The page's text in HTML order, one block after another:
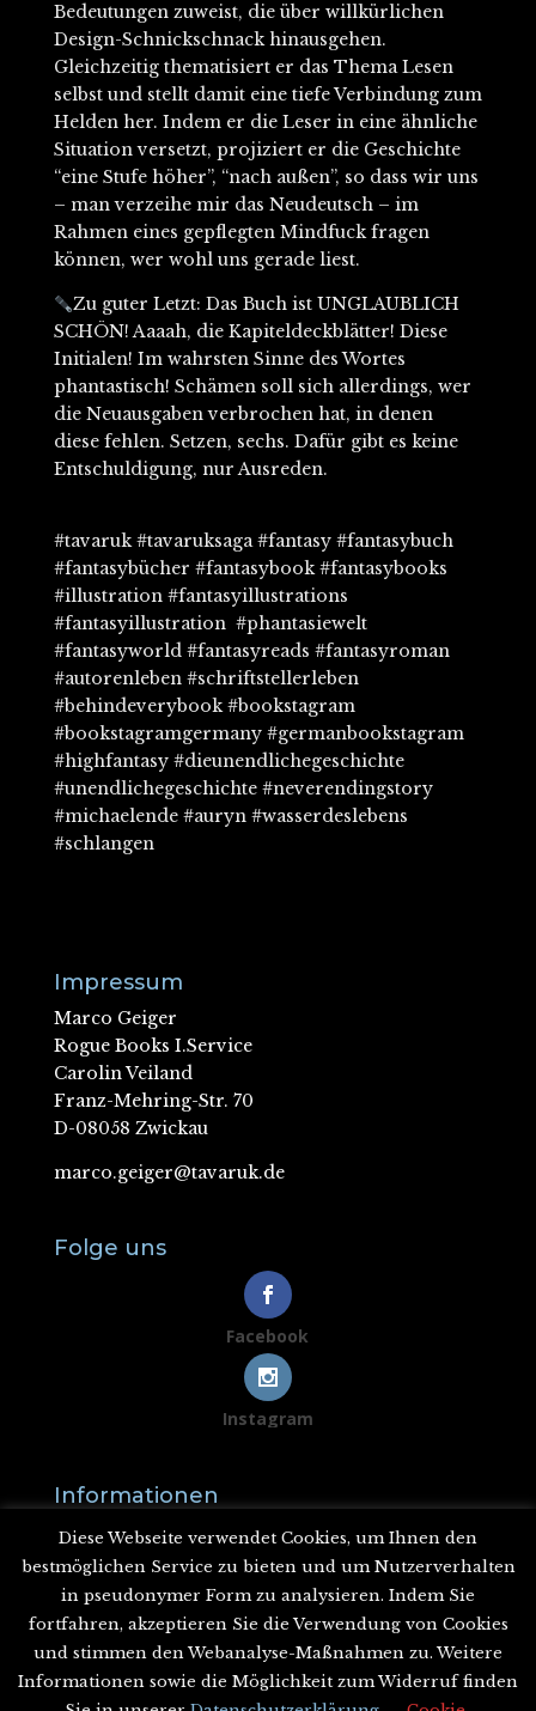
Bedeutungen zuweist, die über willkürlichen
Design-Schnickschnack hinausgehen.
Gleichzeitig thematisiert er das Thema Lesen
selbst und stellt damit eine tiefe Verbindung zum
Helden her. Indem er die Leser in eine ähnliche
Situation versetzt, projiziert er die Geschichte
“eine Stufe höher”, “nach außen”, so dass wir uns
– man verzeihe mir das Neudeutsch – im
Rahmen eines gepflegten Mindfuck fragen
können, wer wohl uns gerade liest.
Zu guter Letzt: Das Buch ist UNGLAUBLICH
SCHÖN! Aaaah, die Kapiteldeckblätter! Diese
Initialen! Im wahrsten Sinne des Wortes
phantastisch! Schämen soll sich allerdings, wer
die Neuausgaben verbrochen hat, in denen
diese fehlen. Setzen, sechs. Dafür gibt es keine
Entschuldigung, nur Ausreden.
#tavaruk #tavaruksaga #fantasy #fantasybuch
#fantasybücher #fantasybook #fantasybooks
#illustration #fantasyillustrations
#fantasyillustration #phantasiewelt
#fantasyworld #fantasyreads #fantasyroman
#autorenleben #schriftstellerleben
#behindeverybook #bookstagram
#bookstagramgermany #germanbookstagram
#highfantasy #dieunendlichegeschichte
#unendlichegeschichte #neverendingstory
#michaelende #auryn #wasserdeslebens
#schlangen
Impressum
Marco Geiger
Rogue Books I.Service
Carolin Veiland
Franz-Mehring-Str. 70
D-08058 Zwickau
marco.geiger@tavaruk.de
Folge uns
Facebook
Instagram
Informationen
Datenschutzerklärung
Haftungsausschluss
Diese Webseite verwendet Cookies, um Ihnen den
bestmöglichen Service zu bieten und um Nutzerverhalten
in pseudonymer Form zu analysieren. Indem Sie
fortfahren, akzeptieren Sie die Verwendung von Cookies
und stimmen den Webanalyse-Maßnahmen zu. Weitere
Informationen sowie die Möglichkeit zum Widerruf finden